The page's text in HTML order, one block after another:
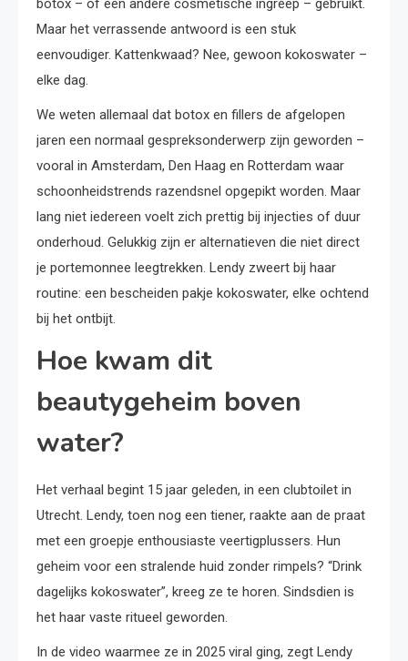
Maar het verrassende antwoord is een stuk
eenvoudiger. Kattenkwaad? Nee, gewoon kokoswater –
elke dag.
We weten allemaal dat botox en fillers de afgelopen
jaren een normaal gespreksonderwerp zijn geworden –
vooral in Amsterdam, Den Haag en Rotterdam waar
schoonheidstrends razendsnel opgepikt worden. Maar
lang niet iedereen voelt zich prettig bij injecties of duur
onderhoud. Gelukkig zijn er alternatieven die niet direct
je portemonnee leegtrekken. Lendy zweert bij haar
routine: een bescheiden pakje kokoswater, elke ochtend
bij het ontbijt.
Hoe kwam dit
beautygeheim boven
water?
Het verhaal begint 15 jaar geleden, in een clubtoilet in
Utrecht. Lendy, toen nog een tiener, raakte aan de praat
met een groepje enthousiaste veertigplussers. Hun
geheim voor een stralende huid zonder rimpels? “Drink
dagelijks kokoswater”, kreeg ze te horen. Sindsdien is
het haar vaste ritueel geworden.
In de video waarmee ze in 2025 viral ging, zegt Lendy